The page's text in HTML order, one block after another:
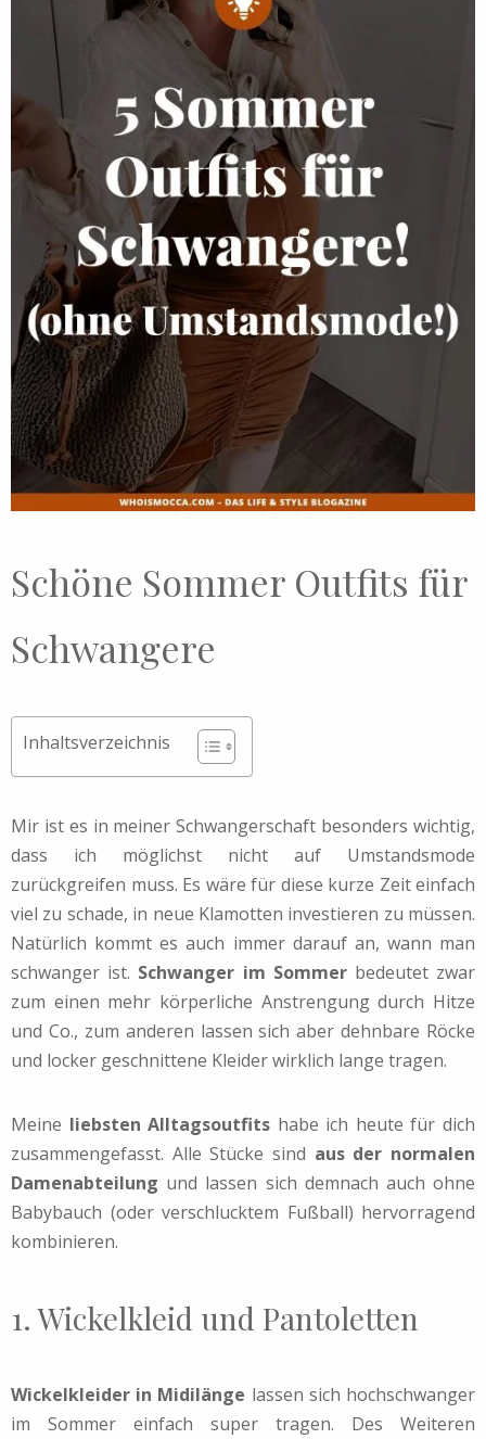
Schöne Sommer Outfits für
Schwangere
Inhaltsverzeichnis
Mir ist es in meiner Schwangerschaft besonders wichtig,
dass ich möglichst nicht auf Umstandsmode
zurückgreifen muss. Es wäre für diese kurze Zeit einfach
viel zu schade, in neue Klamotten investieren zu müssen.
Natürlich kommt es auch immer darauf an, wann man
schwanger ist. Schwanger im Sommerbedeutet zwar
zum einen mehr körperliche Anstrengung durch Hitze
und Co., zum anderen lassen sich aber dehnbare Röcke
und locker geschnittene Kleider wirklich lange tragen.
Meine liebsten Alltagsoutfits habe ich heute für dich
zusammengefasst. Alle Stücke sind aus der normalen
Damenabteilung und lassen sich demnach auch ohne
Babybauch (oder verschlucktem Fußball) hervorragend
kombinieren.
1. Wickelkleid und Pantoletten
Wickelkleider in Midilänge lassen sich hochschwanger
im Sommer einfach super tragen. Des Weiteren